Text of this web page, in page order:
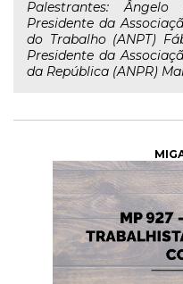
Palestrantes:
Presidente da
do Trabalho (ANPT)
Presidente da
da República (ANPR)